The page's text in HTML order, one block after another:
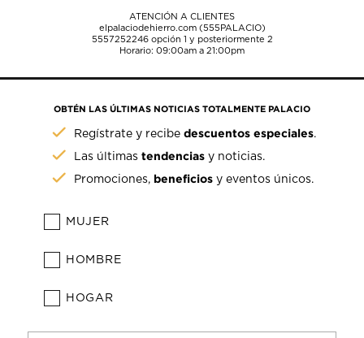
ATENCIÓN A CLIENTES
elpalaciodehierro.com (555PALACIO)
5557252246opción 1 y posteriormente 2
Horario: 09:00am a 21:00pm
OBTÉN LAS ÚLTIMAS NOTICIAS TOTALMENTE PALACIO
Regístrate y recibedescuentos especiales.
Las últimastendencias y noticias.
Promociones, beneficios y eventos únicos.
MUJER
HOMBRE
HOGAR